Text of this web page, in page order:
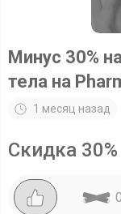
Минус 30%
тела на
1 месяц назад
Скидка 30%
0